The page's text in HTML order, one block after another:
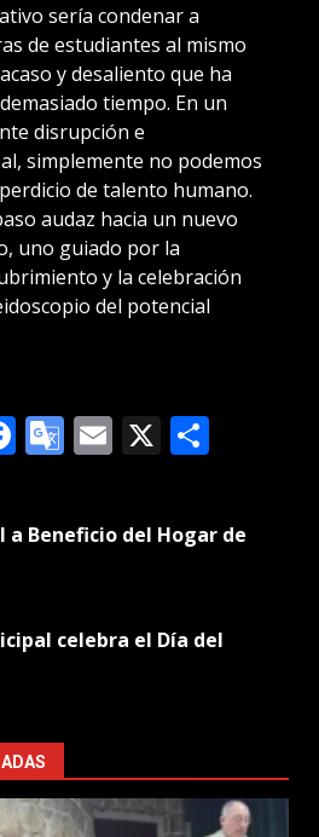
sería condenar a
de estudiantes al mismo
y desaliento que ha
tiempo. En un
disrupción e
simplemente no podemos
de talento humano.
audaz hacia un nuevo
uno guiado por la
y la celebración
del potencial
Facebook
Google
Translate
Email
X
a Beneficio del Hogar de
celebra el Día del